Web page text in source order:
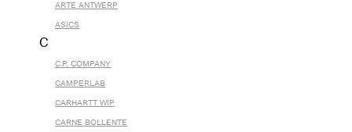
ARTE ANTWERP
ASICS
C
C.P. COMPANY
CAMPERLAB
CARHARTT WIP
CARNE BOLLENTE